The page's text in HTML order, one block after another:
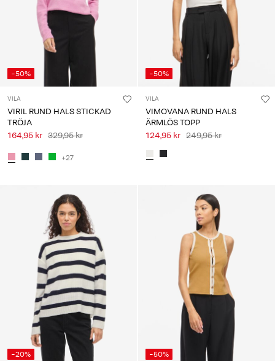
-50%
VILA
VIRIL RUND HALS STICKAD
TRÖJA
164,95 kr 329,95 kr
+27
-50%
VILA
VIMOVANA RUND HALS
ÄRMLÖS TOPP
124,95 kr 249,95 kr
-20% -50%